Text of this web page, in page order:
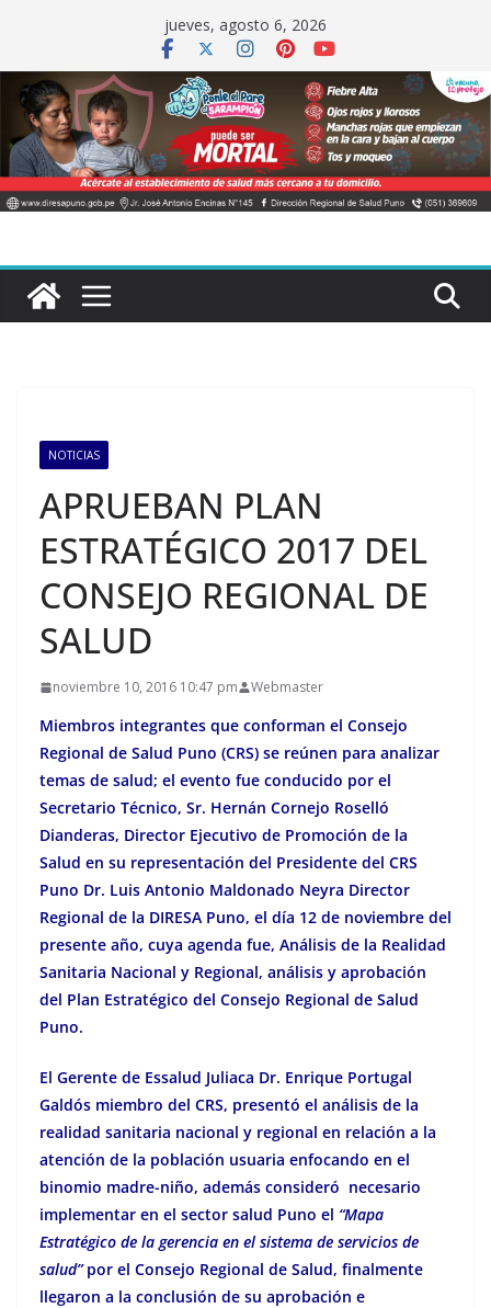
contenido
jueves, agosto 6, 2026
NOTICIAS
APRUEBAN PLAN
ESTRATÉGICO 2017 DEL
CONSEJO REGIONAL DE
SALUD
noviembre 10, 2016 10:47 pm Webmaster
Miembros integrantes que conforman el Consejo
Regional de Salud Puno (CRS) se reúnen para analizar
temas de salud; el evento fue conducido por el
Secretario Técnico, Sr. Hernán Cornejo Roselló
Dianderas, Director Ejecutivo de Promoción de la
Salud en su representación del Presidente del CRS
Puno Dr. Luis Antonio Maldonado Neyra Director
Regional de la DIRESA Puno, el día 12 de noviembre del
presente año, cuya agenda fue, Análisis de la Realidad
Sanitaria Nacional y Regional, análisis y aprobación
del Plan Estratégico del Consejo Regional de Salud
Puno.
El Gerente de Essalud Juliaca Dr. Enrique Portugal
Galdós miembro del CRS, presentó el análisis de la
realidad sanitaria nacional y regional en relación a la
atención de la población usuaria enfocando en el
binomio madre-niño, además consideró necesario
implementar en el sector salud Puno el “Mapa
Estratégico de la gerencia en el sistema de servicios de
salud”por el Consejo Regional de Salud, finalmente
llegaron a la conclusión de su aprobación e